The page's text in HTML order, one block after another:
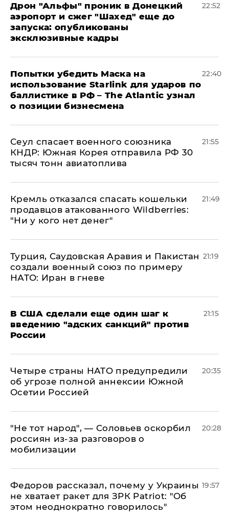
Дрон "Альфы" проник в Донецкий
аэропорт и сжег "Шахед" еще до
запуска: опубликованы
эксклюзивные кадры
22:52
Попытки убедить Маска на
использование Starlink для ударов по
баллистике в РФ – The Atlantic узнал
о позиции бизнесмена
22:40
​Сеул спасает военного союзника
КНДР: Южная Корея отправила РФ 30
тысяч тонн авиатоплива
21:55
Кремль отказался спасать кошельки
продавцов атакованного Wildberries:
"Ни у кого нет денег"
21:49
Турция, Саудовская Аравия и Пакистан
создали военный союз по примеру
НАТО: Иран в гневе
21:19
В США сделали еще один шаг к
введению "адских санкций" против
России
21:15
Четыре страны НАТО предупредили
об угрозе полной аннексии Южной
Осетии Россией
20:35
​"Не тот народ", — Соловьев оскорбил
россиян из-за разговоров о
мобилизации
20:28
Федоров рассказал, почему у Украины
не хватает ракет для ЗРК Patriot: "Об
этом неоднократно говорилось"
19:57